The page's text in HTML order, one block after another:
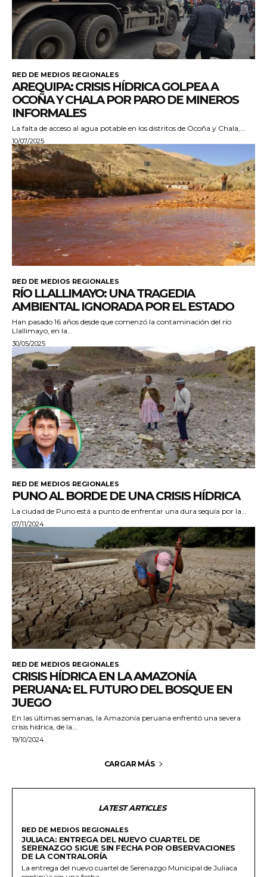
RED DE MEDIOS REGIONALES
AREQUIPA: CRISIS HÍDRICA GOLPEA A
OCOÑA Y CHALA POR PARO DE MINEROS
INFORMALES
La falta de acceso al agua potable en los distritos de Ocoña y Chala,...
10/07/2025
RED DE MEDIOS REGIONALES
RÍO LLALLIMAYO: UNA TRAGEDIA
AMBIENTAL IGNORADA POR EL ESTADO
Han pasado 16 años desde que comenzó la contaminación del río
Llallimayo, en la...
30/05/2025
RED DE MEDIOS REGIONALES
PUNO AL BORDE DE UNA CRISIS HÍDRICA
La ciudad de Puno está a punto de enfrentar una dura sequía por la...
07/11/2024
RED DE MEDIOS REGIONALES
CRISIS HÍDRICA EN LA AMAZONÍA
PERUANA: EL FUTURO DEL BOSQUE EN
JUEGO
En las últimas semanas, la Amazonía peruana enfrentó una severa
crisis hídrica, de la...
19/10/2024
CARGAR MÁS
LATEST ARTICLES
RED DE MEDIOS REGIONALES
JULIACA: ENTREGA DEL NUEVO CUARTEL DE
SERENAZGO SIGUE SIN FECHA POR OBSERVACIONES
DE LA CONTRALORÍA
La entrega del nuevo cuartel de Serenazgo Municipal de Juliaca